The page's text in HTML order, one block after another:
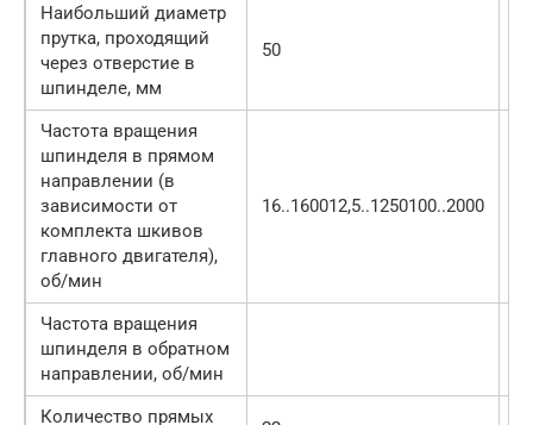
Наибольший диаметр
прутка, проходящий
через отверстие в
шпинделе, мм
50
Частота вращения
шпинделя в прямом
направлении (в
зависимости от
комплекта шкивов
главного двигателя),
об/мин
16..160012,5..1250100..2000
Частота вращения
шпинделя в обратном
направлении, об/мин
Количество прямых